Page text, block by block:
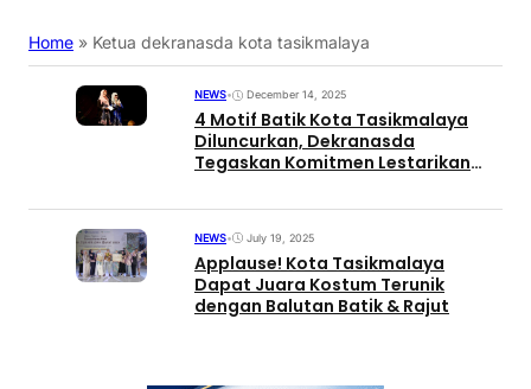
Home » Ketua dekranasda kota tasikmalaya
NEWS• December 14, 2025
4 Motif Batik Kota Tasikmalaya
Diluncurkan, Dekranasda
Tegaskan Komitmen Lestarikan
NEWS• July 19, 2025
Applause! Kota Tasikmalaya
Dapat Juara Kostum Terunik
dengan Balutan Batik & Rajut